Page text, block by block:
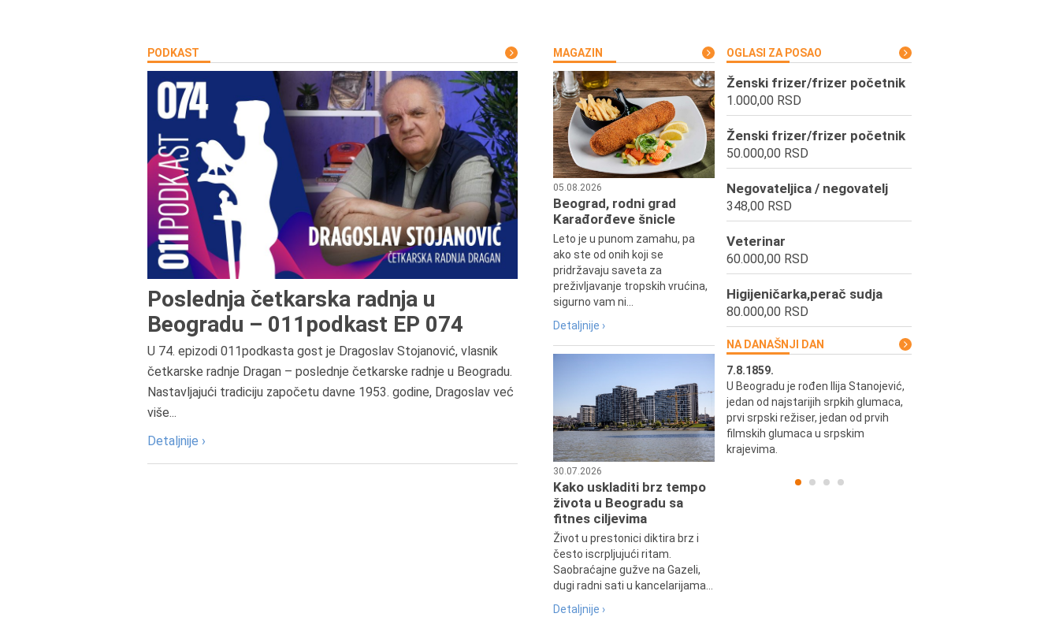
PODKAST
Poslednja četkarska radnja u
Beogradu – 011podkast EP 074
U 74. epizodi 011podkasta gost je Dragoslav Stojanović, vlasnik
četkarske radnje Dragan – poslednje četkarske radnje u Beogradu.
Nastavljajući tradiciju započetu davne 1953. godine, Dragoslav već
više...
Detaljnije ›
MAGAZIN
05.08.2026
Beograd, rodni grad
Karađorđeve šnicle
Leto je u punom zamahu, pa
ako ste od onih koji se
pridržavaju saveta za
preživljavanje tropskih vrućina,
sigurno vam ni...
Detaljnije ›
30.07.2026
Kako uskladiti brz tempo
života u Beogradu sa
fitnes ciljevima
Život u prestonici diktira brz i
često iscrpljujući ritam.
Saobraćajne gužve na Gazeli,
dugi radni sati u kancelarijama...
Detaljnije ›
OGLASI ZA POSAO
Ženski frizer/frizer početnik
1.000,00 RSD
Ženski frizer/frizer početnik
50.000,00 RSD
Negovateljica / negovatelj
348,00 RSD
Veterinar
60.000,00 RSD
Higijeničarka,perač sudja
80.000,00 RSD
NA DANAŠNJI DAN
Preminula je Đurđija Cvetić,
pozorišna, filmska i TV glumica.
7.8.1859.
U Beogradu je rođen Ilija Stanojević,
jedan od najstarijih srpkih glumaca,
prvi srpski režiser, jedan od prvih
filmskih glumaca u srpskim
krajevima.